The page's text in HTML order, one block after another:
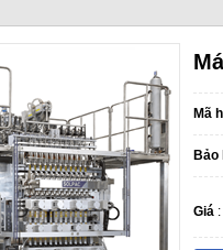
Mã
Bảo
Giá :